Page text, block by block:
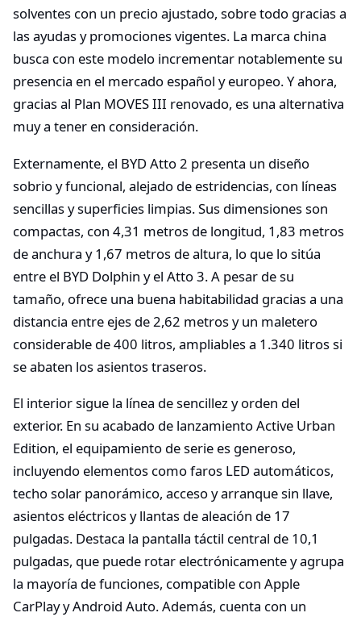
solventes con un precio ajustado, sobre todo gracias a
las ayudas y promociones vigentes. La marca china
busca con este modelo incrementar notablemente su
presencia en el mercado español y europeo. Y ahora,
gracias al Plan MOVES III renovado, es una alternativa
muy a tener en consideración.
Externamente, el BYD Atto 2 presenta un diseño
sobrio y funcional, alejado de estridencias, con líneas
sencillas y superficies limpias. Sus dimensiones son
compactas, con 4,31 metros de longitud, 1,83 metros
de anchura y 1,67 metros de altura, lo que lo sitúa
entre el BYD Dolphin y el Atto 3. A pesar de su
tamaño, ofrece una buena habitabilidad gracias a una
distancia entre ejes de 2,62 metros y un maletero
considerable de 400 litros, ampliables a 1.340 litros si
se abaten los asientos traseros.
El interior sigue la línea de sencillez y orden del
exterior. En su acabado de lanzamiento Active Urban
Edition, el equipamiento de serie es generoso,
incluyendo elementos como faros LED automáticos,
techo solar panorámico, acceso y arranque sin llave,
asientos eléctricos y llantas de aleación de 17
pulgadas. Destaca la pantalla táctil central de 10,1
pulgadas, que puede rotar electrónicamente y agrupa
la mayoría de funciones, compatible con Apple
CarPlay y Android Auto. Además, cuenta con un